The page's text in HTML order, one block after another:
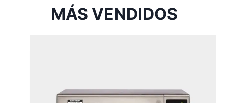
MÁS VENDIDOS